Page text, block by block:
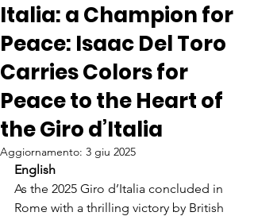
Italia: a Champion for
Peace: Isaac Del Toro
Carries Colors for
Peace to the Heart of
the Giro d’Italia
Aggiornamento: 3 giu 2025
English
As the 2025 Giro d’Italia concluded in
Rome with a thrilling victory by British